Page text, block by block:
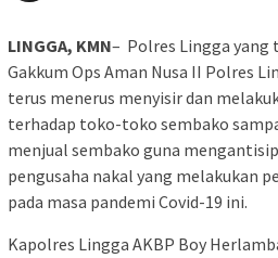
LINGGA, KMN– Polres Lingga yang
Gakkum Ops Aman Nusa II Polres
terus menerus menyisir dan
terhadap toko-toko sembako
menjual sembako guna
pengusaha nakal yang melakukan
pada masa pandemi Covid-19 ini.
Kapolres Lingga AKBP Boy